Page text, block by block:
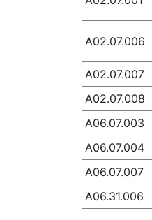
А02.07.006
А02.07.007
А02.07.008
A06.07.003
A06.07.004
А06.07.007
A06.31.006